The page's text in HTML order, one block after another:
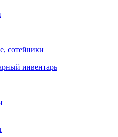
сотейники
инвентарь